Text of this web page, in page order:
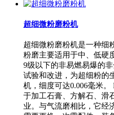
超细微粉磨粉机
超细微粉磨粉机是一种细
粉磨主要适用于中、低硬
9级以下的非易燃易爆的
试验和改进，为超细粉的
机，细度可达0.006毫米
于加工石膏、方解石、滑
业。与气流磨相比，它经